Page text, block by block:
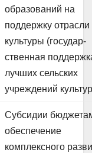
образований на
поддержку отрасли
культуры (государ-
ственная
лучших сельских
учреждений
Субсидии
обеспечение
комплексного